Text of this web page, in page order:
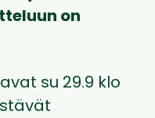
on
su 29.9 klo